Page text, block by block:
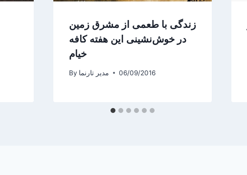
زندگی با طعمی از مشرق زمین
در خوش‌نشینی این هفته کافه
خیام
By مدیر تارنما 06/09/2016